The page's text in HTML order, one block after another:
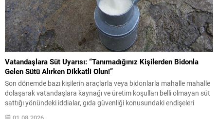
Vatandaşlara Süt Uyarısı: “Tanımadığınız Kişilerden Bidonla
Gelen Sütü Alırken Dikkatli Olun!”
Son dönemde bazı kişilerin araçlarla veya bidonlarla mahalle mahalle
dolaşarak vatandaşlara kaynağı ve üretim koşulları belli olmayan süt
sattığı yönündeki iddialar, gıda güvenliği konusundaki endişeleri